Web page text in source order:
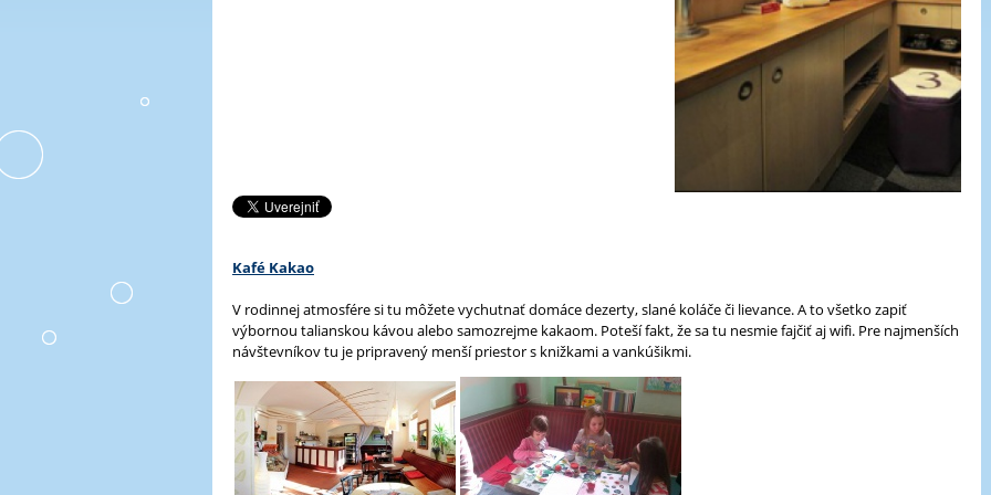
Kafé Kakao
V rodinnej atmosfére si tu môžete vychutnať domáce dezerty, slané koláče či lievance. A to všetko zapiť
výbornou talianskou kávou alebo samozrejme kakaom. Poteší fakt, že sa tu nesmie fajčiť aj wifi. Pre najmenších
návštevníkov tu je pripravený menší priestor s knižkami a vankúšikmi.